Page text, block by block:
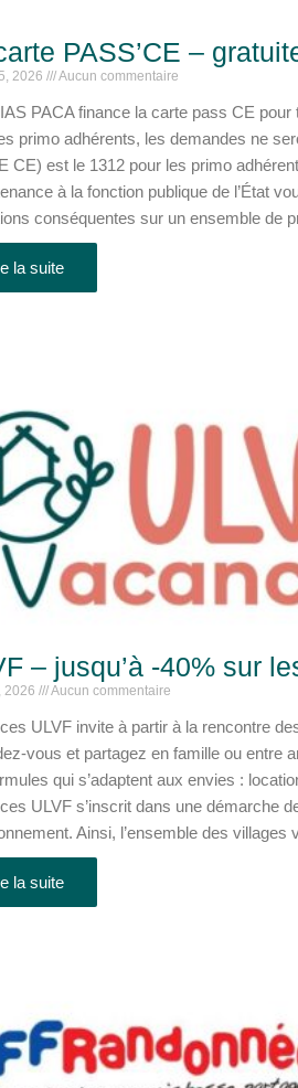
PASS’CE –
2026 Aucun commentaire
PACA finance la carte pass CE
primo adhérents, les demandes ne
CE) est le 1312 pour les primo
à la fonction publique de l’État
conséquentes sur un ensemble de
la suite
– jusqu’à -40% sur
2026 Aucun commentaire
ULVF invite à partir à la rencontre
vous et partagez en famille ou entre
qui s’adaptent aux envies :
ULVF s’inscrit dans une démarche
Ainsi, l’ensemble des
la suite